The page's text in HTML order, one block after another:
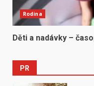
Rodina
Děti a nadávky –
PR